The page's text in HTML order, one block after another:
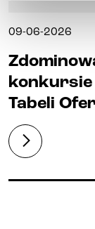
09-06-2026
Tabeli